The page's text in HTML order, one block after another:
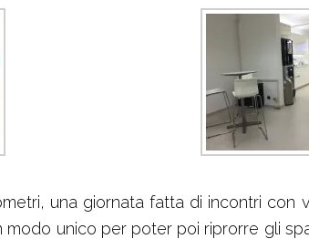
una giornata fatta di incontri
modo unico per poter poi riprorre gli